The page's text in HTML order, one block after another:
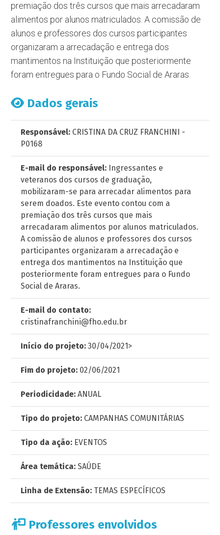
premiação dos três cursos que mais arrecadaram
alimentos por alunos matriculados. A comissão de
alunos e professores dos cursos participantes
organizaram a arrecadação e entrega dos
mantimentos na Instituição que posteriormente
foram entregues para o Fundo Social de Araras.
Dados gerais
Responsável: CRISTINA DA CRUZ FRANCHINI -
P0168
E-mail do responsável: Ingressantes e
veteranos dos cursos de graduação,
mobilizaram-se para arrecadar alimentos para
serem doados. Este evento contou com a
premiação dos três cursos que mais
arrecadaram alimentos por alunos matriculados.
A comissão de alunos e professores dos cursos
participantes organizaram a arrecadação e
entrega dos mantimentos na Instituição que
posteriormente foram entregues para o Fundo
Social de Araras.
E-mail do contato:
cristinafranchini@fho.edu.br
Início do projeto: 30/04/2021>
Fim do projeto: 02/06/2021
Periodicidade: ANUAL
Tipo do projeto: CAMPANHAS COMUNITÁRIAS
Tipo da ação: EVENTOS
Área temática: SAÚDE
Linha de Extensão: TEMAS ESPECÍFICOS
Professores envolvidos